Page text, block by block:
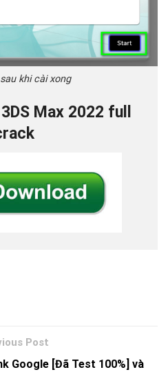
khi cài xong
Max 2022 full
Google [Đã Test 100%] và